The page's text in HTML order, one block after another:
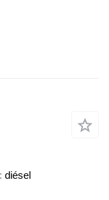
diésel